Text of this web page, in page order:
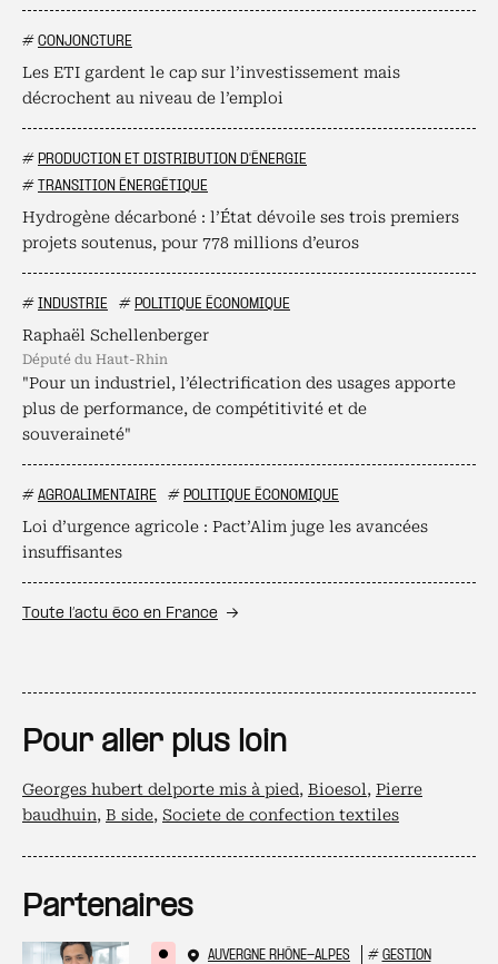
# CONJONCTURE
Les ETI gardent le cap sur l’investissement mais
décrochent au niveau de l’emploi
# PRODUCTION ET DISTRIBUTION D'ÉNERGIE
# TRANSITION ÉNERGÉTIQUE
Hydrogène décarboné : l’État dévoile ses trois premiers
projets soutenus, pour 778 millions d’euros
# INDUSTRIE # POLITIQUE ÉCONOMIQUE
Raphaël Schellenberger
député du Haut-Rhin
"Pour un industriel, l’électrification des usages apporte
plus de performance, de compétitivité et de
souveraineté"
# AGROALIMENTAIRE # POLITIQUE ÉCONOMIQUE
Loi d’urgence agricole : Pact’Alim juge les avancées
insuffisantes
Toute l’actu éco en France
Pour aller plus loin
Georges hubert delporte mis à pied, Bioesol, Pierre
baudhuin, B side, Societe de confection textiles
Partenaires
AUVERGNE RHÔNE-ALPES # GESTION